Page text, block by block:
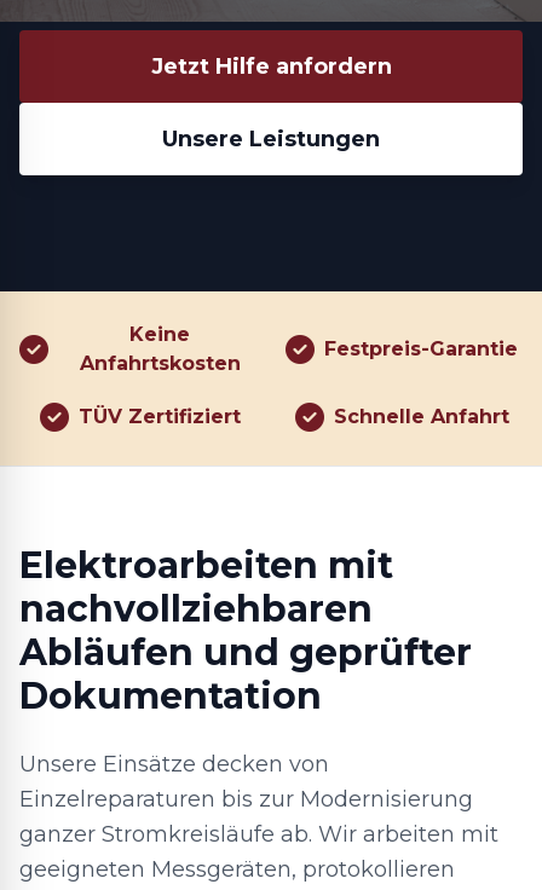
Jetzt Hilfe anfordern
Unsere Leistungen
Keine
Anfahrtskosten
Festpreis-Garantie
TÜV Zertifiziert Schnelle Anfahrt
Elektroarbeiten mit
nachvollziehbaren
Abläufen und geprüfter
Dokumentation
Unsere Einsätze decken von
Einzelreparaturen bis zur Modernisierung
ganzer Stromkreisläufe ab. Wir arbeiten mit
geeigneten Messgeräten, protokollieren